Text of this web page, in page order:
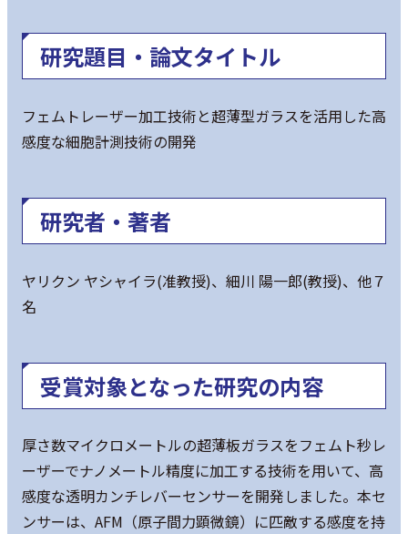
研究題目・論文タイトル
フェムトレーザー加工技術と超薄型ガラスを活用した高
感度な細胞計測技術の開発
研究者・著者
ヤリクン ヤシャイラ(准教授)、細川 陽一郎(教授)、他７
名
受賞対象となった研究の内容
厚さ数マイクロメートルの超薄板ガラスをフェムト秒レ
ーザーでナノメートル精度に加工する技術を用いて、高
感度な透明カンチレバーセンサーを開発しました。本セ
ンサーは、AFM（原子間力顕微鏡）に匹敵する感度を持